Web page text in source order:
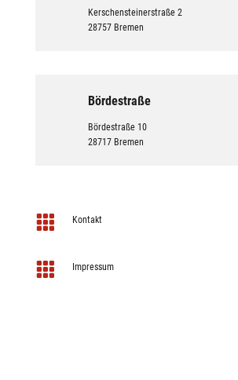
Kerschensteinerstraße 2
28757 Bremen
Bördestraße
Bördestraße 10
28717 Bremen
 Kontakt
 Impressum